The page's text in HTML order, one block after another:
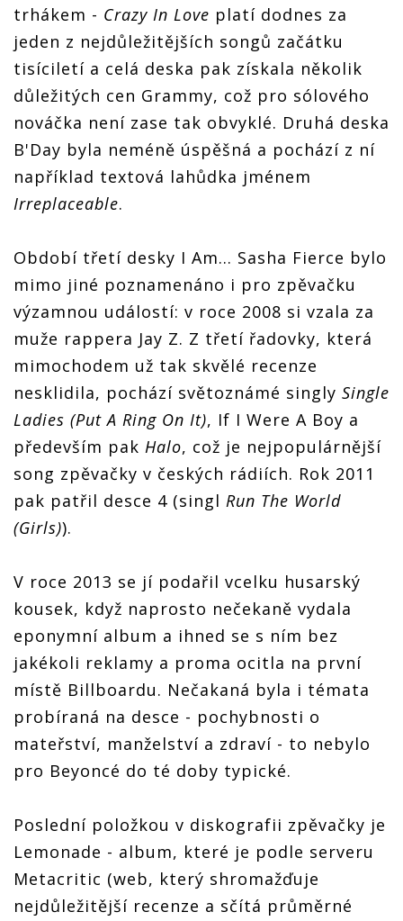
trhákem - Crazy In Love platí dodnes za
jeden z nejdůležitějších songů začátku
tisíciletí a celá deska pak získala několik
důležitých cen Grammy, což pro sólového
nováčka není zase tak obvyklé. Druhá deska
B'Day byla neméně úspěšná a pochází z ní
například textová lahůdka jménem
Irreplaceable.
Období třetí desky I Am... Sasha Fierce bylo
mimo jiné poznamenáno i pro zpěvačku
výzamnou událostí: v roce 2008 si vzala za
muže rappera Jay Z. Z třetí řadovky, která
mimochodem už tak skvělé recenze
nesklidila, pochází světoznámé singly Single
Ladies (Put A Ring On It), If I Were A Boy a
především pak Halo, což je nejpopulárnější
song zpěvačky v českých rádiích. Rok 2011
pak patřil desce 4 (singl Run The World
(Girls)).
V roce 2013 se jí podařil vcelku husarský
kousek, když naprosto nečekaně vydala
eponymní album a ihned se s ním bez
jakékoli reklamy a proma ocitla na první
místě Billboardu. Nečakaná byla i témata
probíraná na desce - pochybnosti o
mateřství, manželství a zdraví - to nebylo
pro Beyoncé do té doby typické.
Poslední položkou v diskografii zpěvačky je
Lemonade - album, které je podle serveru
Metacritic (web, který shromažďuje
nejdůležitější recenze a sčítá průměrné